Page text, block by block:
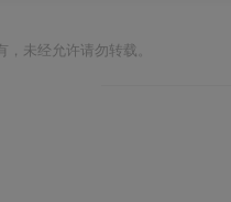
未经允许请勿转载。